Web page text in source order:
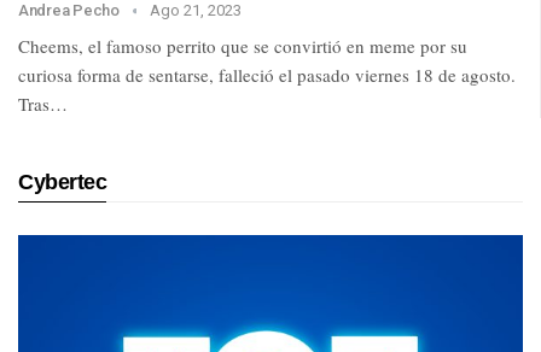
Andrea Pecho Ago 21, 2023
Cheems, el famoso perrito que se convirtió en meme por su
curiosa forma de sentarse, falleció el pasado viernes 18 de agosto.
Tras…
Cybertec